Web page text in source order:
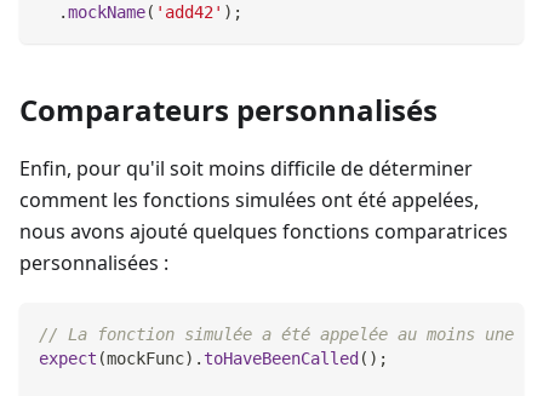
.mockName( 'add42' ) ;
Comparateurs personnalisés
Enfin, pour qu'il soit moins difficile de déterminer
comment les fonctions simulées ont été appelées,
nous avons ajouté quelques fonctions comparatrices
personnalisées :
// La fonction simulée a été appelée au moins une
expect (mockFunc) . toHaveBeenCalled ( ) ;